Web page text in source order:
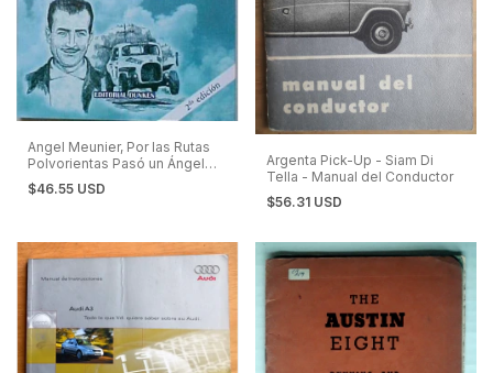
Angel Meunier, Por las Rutas
Polvorientas Pasó un Ángel
Volador - Turismo de
Carretera
$46.55 USD
Argenta Pick-Up - Siam Di
Tella - Manual del Conductor
$56.31 USD